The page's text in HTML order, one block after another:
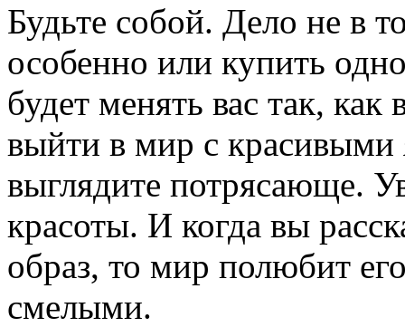
Будьте собой. Дело не в
особенно или купить
будет менять вас так,
выйти в мир с красивыми
выглядите потрясающе.
красоты. И когда вы
образ, то мир полюбит
смелыми.